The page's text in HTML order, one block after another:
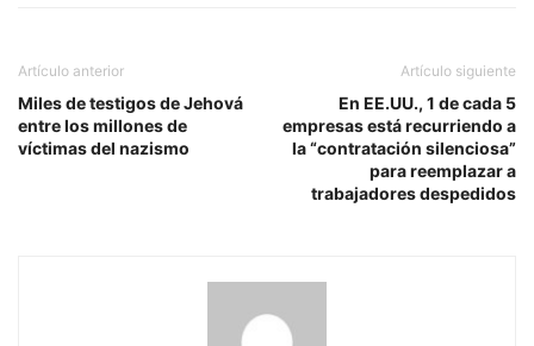
Artículo anterior
Miles de testigos de Jehová
entre los millones de
víctimas del nazismo
Artículo siguiente
En EE.UU., 1 de cada 5
empresas está recurriendo a
la “contratación silenciosa”
para reemplazar a
trabajadores despedidos